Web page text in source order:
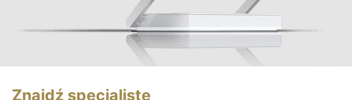
Znajdź specjalistę